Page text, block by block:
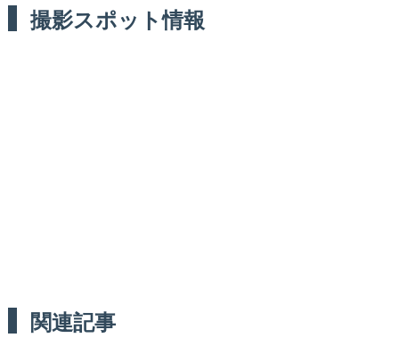
撮影スポット情報
関連記事